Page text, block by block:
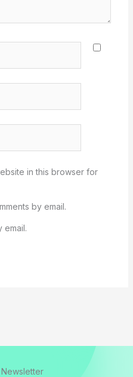
in this browser for
by email.
email.